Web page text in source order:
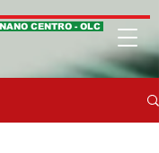
CENTRO - OLC